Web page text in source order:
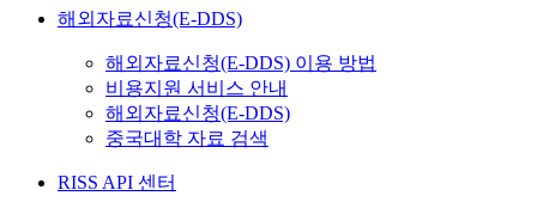
해외자료신청(E-DDS)
해외자료신청(E-DDS) 이용 방법
비용지원 서비스 안내
해외자료신청(E-DDS)
중국대학 자료 검색
RISS API 센터